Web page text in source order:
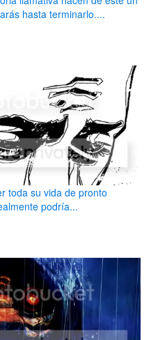
hasta terminarlo....
toda su vida de pronto
podría...